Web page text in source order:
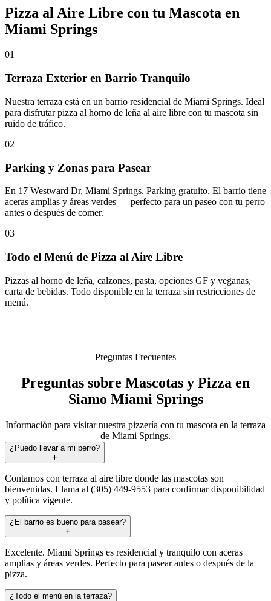
Pizza al Aire Libre con tu Mascota en
Miami Springs
01
Terraza Exterior en Barrio Tranquilo
Nuestra terraza está en un barrio residencial de Miami Springs. Ideal
para disfrutar pizza al horno de leña al aire libre con tu mascota sin
ruido de tráfico.
02
Parking y Zonas para Pasear
En 17 Westward Dr, Miami Springs. Parking gratuito. El barrio tiene
aceras amplias y áreas verdes — perfecto para un paseo con tu perro
antes o después de comer.
03
Todo el Menú de Pizza al Aire Libre
Pizzas al horno de leña, calzones, pasta, opciones GF y veganas,
carta de bebidas. Todo disponible en la terraza sin restricciones de
menú.
Preguntas Frecuentes
Preguntas sobre Mascotas y Pizza en
Siamo Miami Springs
Información para visitar nuestra pizzería con tu mascota en la terraza
de Miami Springs.
¿Puedo llevar a mi perro?
Contamos con terraza al aire libre donde las mascotas son
bienvenidas. Llama al (305) 449-9553 para confirmar disponibilidad
y política vigente.
¿El barrio es bueno para pasear?
Excelente. Miami Springs es residencial y tranquilo con aceras
amplias y áreas verdes. Perfecto para pasear antes o después de la
pizza.
¿Todo el menú en la terraza?